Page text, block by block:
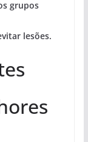
grupos
lesões.